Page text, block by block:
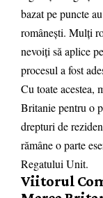
bazat pe puncte
românești. Mulți
nevoiți să aplice
procesul a fost
Cu toate acestea,
Britanie pentru o
drepturi de
rămâne o parte
Regatului Unit.
Viitorul